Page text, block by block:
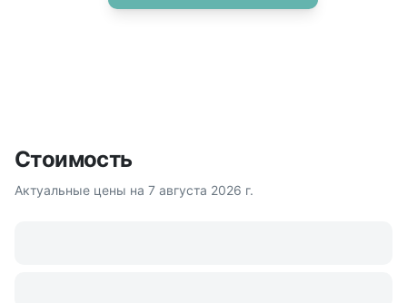
Стоимость
Актуальные цены на 7 августа 2026 г.